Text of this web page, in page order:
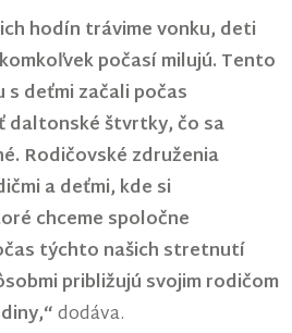
hodín trávime vonku, deti
počasí milujú. Tento
s deťmi začali počas
daltonské štvrtky, čo sa
Rodičovské združenia
a deťmi, kde si
chceme spoločne
týchto našich stretnutí
približujú svojim rodičom
dodáva.